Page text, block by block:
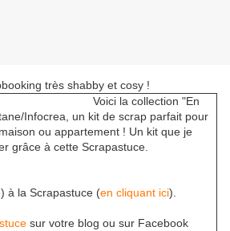
très shabby et cosy !
Voici la collection "En
Infocrea, un kit de scrap parfait pour
ou appartement ! Un kit que je
grâce à cette Scrapastuce.
à la Scrapastuce (en cliquant ici).
sur votre blog ou sur Facebook